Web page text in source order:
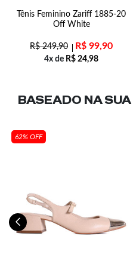
Tênis Feminino Zariff 1885-20
Off White
R$249,90 R$ 99,90
4x de R$ 24,98
BASEADO NA SUA
62% OFF